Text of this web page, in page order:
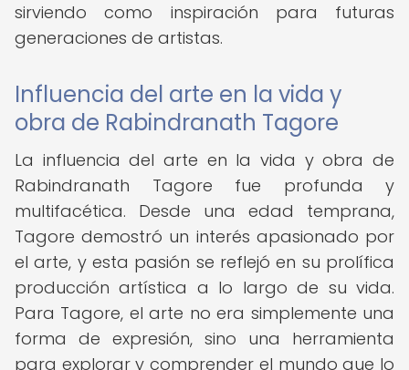
sirviendo como inspiración para futuras
generaciones de artistas.
Influencia del arte en la vida y
obra de Rabindranath Tagore
La influencia del arte en la vida y obra de
Rabindranath Tagore fue profunda y
multifacética. Desde una edad temprana,
Tagore demostró un interés apasionado por
el arte, y esta pasión se reflejó en su prolífica
producción artística a lo largo de su vida.
Para Tagore, el arte no era simplemente una
forma de expresión, sino una herramienta
para explorar y comprender el mundo que lo